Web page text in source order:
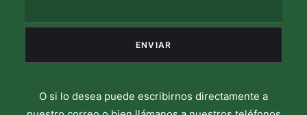
O si lo desea puede escribirnos directamente a